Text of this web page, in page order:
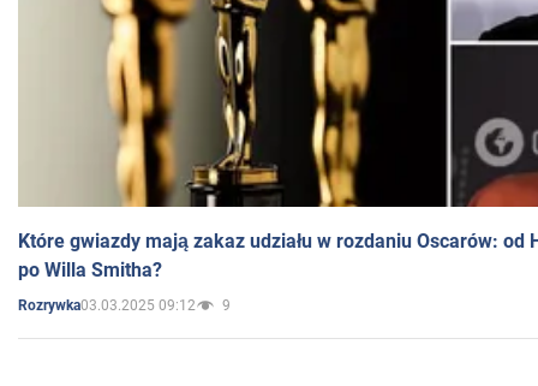
Które gwiazdy mają zakaz udziału w rozdaniu Oscarów: od
po Willa Smitha?
Rozrywka03.03.2025 09:12 9